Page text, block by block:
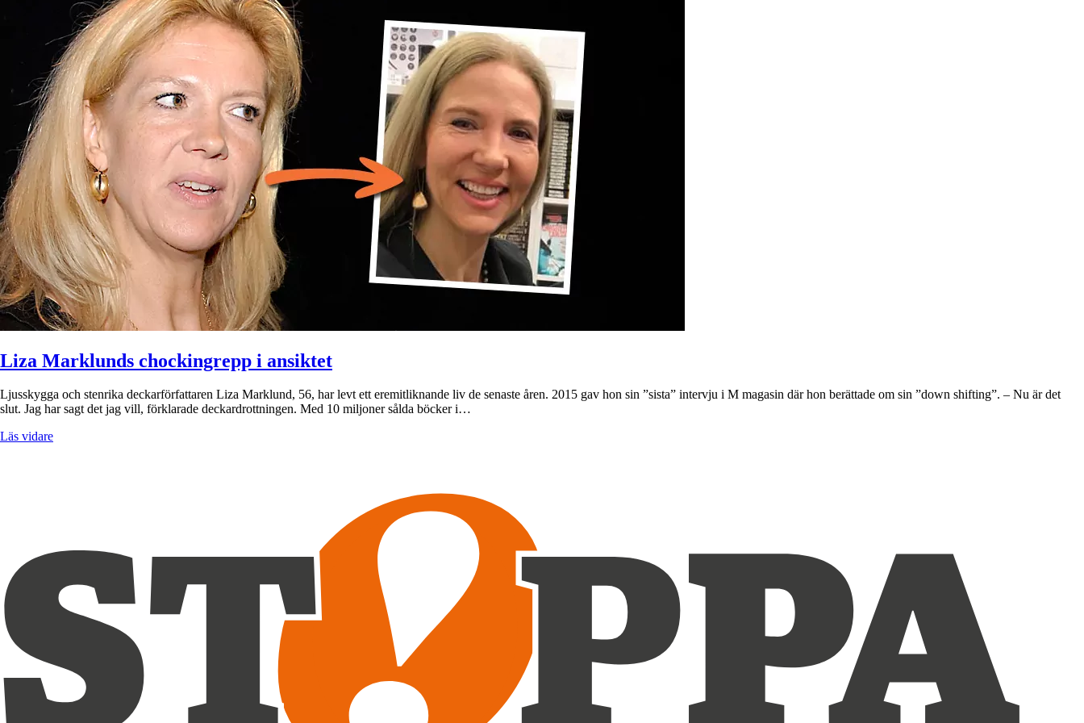
Liza Marklunds chockingrepp i ansiktet
Ljusskygga och stenrika deckarförfattaren Liza Marklund, 56, har levt ett eremitliknande liv de senaste åren. 2015 gav hon sin ”sista” intervju i M magasin där hon berättade om sin ”down shifting”. – Nu är det
slut. Jag har sagt det jag vill, förklarade deckardrottningen. Med 10 miljoner sålda böcker i…
Läs vidare